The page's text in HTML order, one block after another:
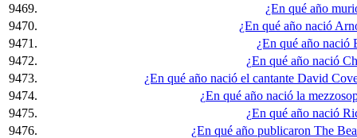
9469.
¿En qué año
9470.
¿En qué año nació
9471.
¿En qué año nació
9472.
¿En qué año nació
9473.
¿En qué año nació el cantante David
9474.
¿En qué año nació la
9475.
¿En qué año nació
9476.
¿En qué año publicaron The